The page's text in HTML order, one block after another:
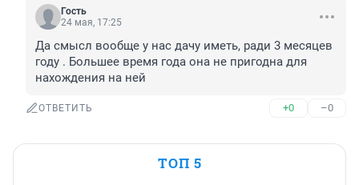
Гость
24 мая, 17:25
Да смысл вообще у нас дачу иметь, ради 3 месяцев
году . Большее время года она не пригодна для
нахождения на ней
ОТВЕТИТЬ +0 –0
ТОП 5